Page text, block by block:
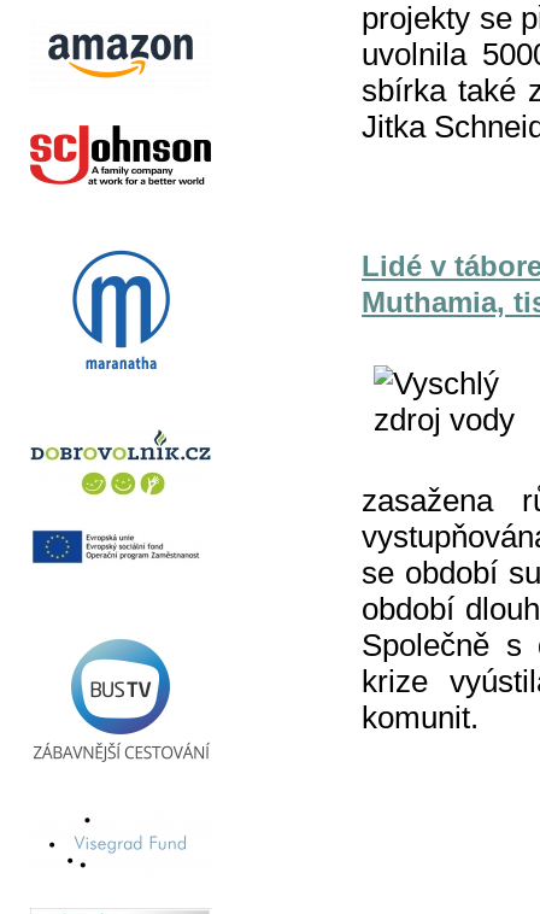
projekty se
uvolnila
sbírka také
Jitka
Lidé v
Muthamia,
zasažena
se období
období
Společně s
krize
komunit.